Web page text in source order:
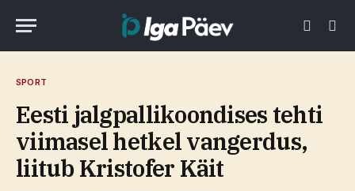
SPORT
Eesti jalgpallikoondises tehti
viimasel hetkel vangerdus,
liitub Kristofer Käit